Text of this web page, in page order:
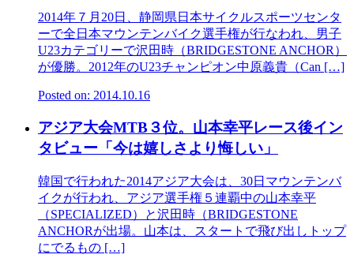
2014年７月20日、静岡県日本サイクルスポーツセンタ
ーで全日本マウンテンバイク選手権が行なわれ、男子
U23カテゴリーで沢田時（BRIDGESTONE ANCHOR）
が優勝。2012年のU23チャンピオン中原義貴（Can […]
Posted on: 2014.10.16
アジア大会MTB３位。山本幸平レース後イン
タビュー「今は嬉しさより悔しい」
韓国で行われた2014アジア大会は、30日マウンテンバ
イクが行われ、アジア選手権５連覇中の山本幸平
（SPECIALIZED）と沢田時（BRIDGESTONE
ANCHORが出場。山本は、スタートで飛び出しトップ
にでるもの […]